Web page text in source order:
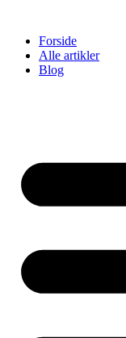
indholdForside
Alle artikler
Blog